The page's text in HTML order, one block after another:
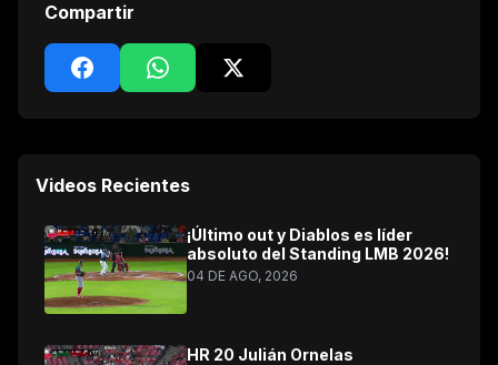
Compartir
Videos Recientes
¡Último out y Diablos es líder
absoluto del Standing LMB 2026!
04 DE AGO, 2026
HR 20 Julián Ornelas